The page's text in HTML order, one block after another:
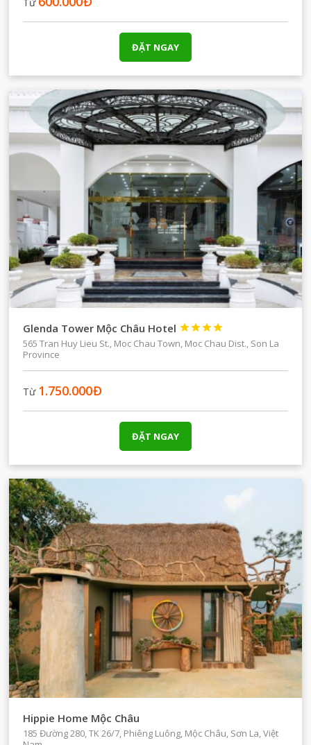
ĐẶT NGAY
Glenda Tower Mộc Châu Hotel 



565 Tran Huy Lieu St., Moc Chau Town, Moc Chau Dist., Son La
Province
Từ 1.750.000Đ
ĐẶT NGAY
Hippie Home Mộc Châu
185 Đường 280, TK 26/7, Phiêng Luông, Mộc Châu, Sơn La, Việt